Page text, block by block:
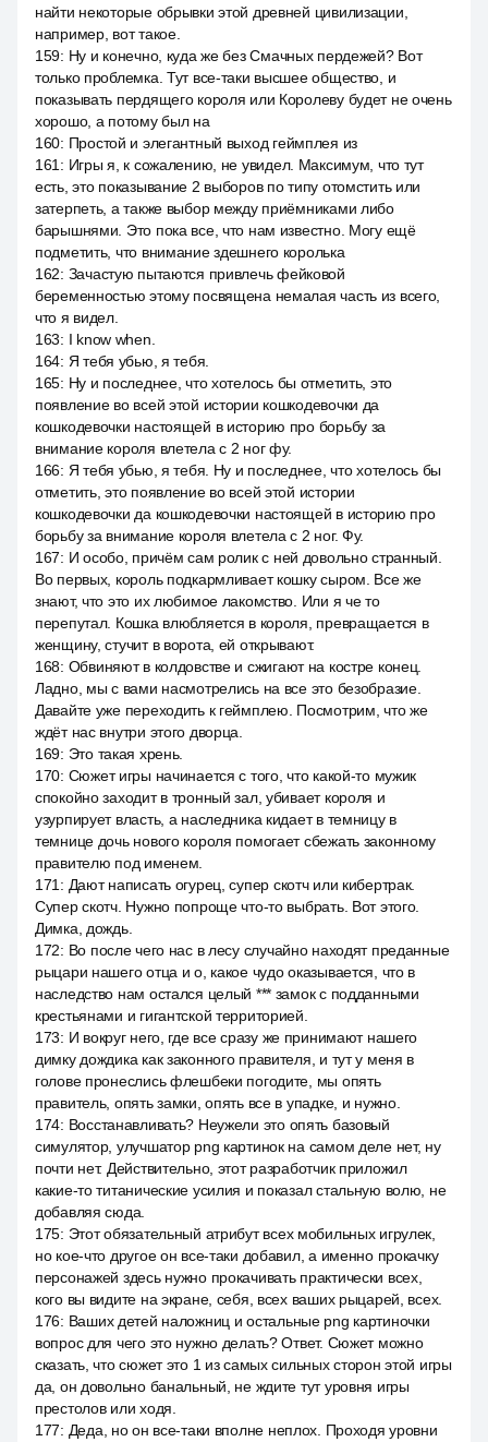
найти некоторые обрывки этой древней цивилизации,
например, вот такое.
159: Ну и конечно, куда же без Смачных пердежей? Вот
только проблемка. Тут все-таки высшее общество, и
показывать пердящего короля или Королеву будет не очень
хорошо, а потому был на
160: Простой и элегантный выход геймплея из
161 : Игры я, к сожалению, не увидел. Максимум, что тут
есть, это показывание 2 выборов по типу отомстить или
затерпеть, а также выбор между приёмниками либо
барышнями. Это пока все, что нам известно. Могу ещё
подметить, что внимание здешнего королька
162: Зачастую пытаются привлечь фейковой
беременностью этому посвящена немалая часть из всего,
что я видел.
163: I know when.
164: Я тебя убью, я тебя.
165: Ну и последнее, что хотелось бы отметить, это
появление во всей этой истории кошкодевочки да
кошкодевочки настоящей в историю про борьбу за
внимание короля влетела с 2 ног фу.
166: Я тебя убью, я тебя. Ну и последнее, что хотелось бы
отметить, это появление во всей этой истории
кошкодевочки да кошкодевочки настоящей в историю про
борьбу за внимание короля влетела с 2 ног. Фу.
167: И особо, причём сам ролик с ней довольно странный.
Во первых, король подкармливает кошку сыром. Все же
знают, что это их любимое лакомство. Или я че то
перепутал. Кошка влюбляется в короля, превращается в
женщину, стучит в ворота, ей открывают.
168: Обвиняют в колдовстве и сжигают на костре конец.
Ладно, мы с вами насмотрелись на все это безобразие.
Давайте уже переходить к геймплею. Посмотрим, что же
ждёт нас внутри этого дворца.
169: Это такая хрень.
170: Сюжет игры начинается с того, что какой-то мужик
спокойно заходит в тронный зал, убивает короля и
узурпирует власть, а наследника кидает в темницу в
темнице дочь нового короля помогает сбежать законному
правителю под именем.
171 : Дают написать огурец, супер скотч или кибертрак.
Супер скотч. Нужно попроще что-то выбрать. Вот этого.
Димка, дождь.
172: Во после чего нас в лесу случайно находят преданные
рыцари нашего отца и о, какое чудо оказывается, что в
наследство нам остался целый *** замок с подданными
крестьянами и гигантской территорией.
173: И вокруг него, где все сразу же принимают нашего
димку дождика как законного правителя, и тут у меня в
голове пронеслись флешбеки погодите, мы опять
правитель, опять замки, опять все в упадке, и нужно.
174: Восстанавливать? Неужели это опять базовый
симулятор, улучшатор png картинок на самом деле нет, ну
почти нет. Действительно, этот разработчик приложил
какие-то титанические усилия и показал стальную волю, не
добавляя сюда.
175: Этот обязательный атрибут всех мобильных игрулек,
но кое-что другое он все-таки добавил, а именно прокачку
персонажей здесь нужно прокачивать практически всех,
кого вы видите на экране, себя, всех ваших рыцарей, всех.
176: Ваших детей наложниц и остальные png картиночки
вопрос для чего это нужно делать? Ответ. Сюжет можно
сказать, что сюжет это 1 из самых сильных сторон этой игры
да, он довольно банальный, не ждите тут уровня игры
престолов или ходя.
177: Деда, но он все-таки вполне неплох. Проходя уровни